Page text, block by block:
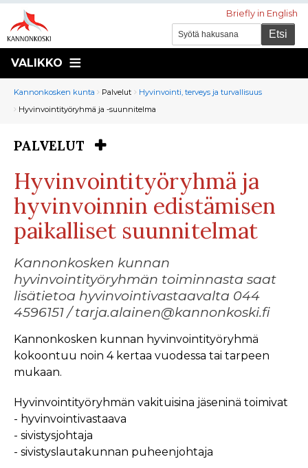
Briefly in English
VALIKKO
Murupolku
You
are
Kannonkosken kunta Palvelut
Hyvinvointi, terveys ja turvallisuus
Hyvinvointityöryhmä ja -suunnitelma
You
here:
PALVELUT
Hyvinvointityöryhmä ja
hyvinvoinnin edistämisen
paikalliset suunnitelmat
Kannonkosken kunnan
hyvinvointityöryhmän toiminnasta saat
lisätietoa hyvinvointivastaavalta 044
4596151 / tarja.alainen@kannonkoski.fi
Kannonkosken kunnan hyvinvointityöryhmä
kokoontuu noin 4 kertaa vuodessa tai tarpeen
mukaan.
Hyvinvointityöryhmän vakituisina jäseninä toimivat
- hyvinvointivastaava
- sivistysjohtaja
- sivistyslautakunnan puheenjohtaja